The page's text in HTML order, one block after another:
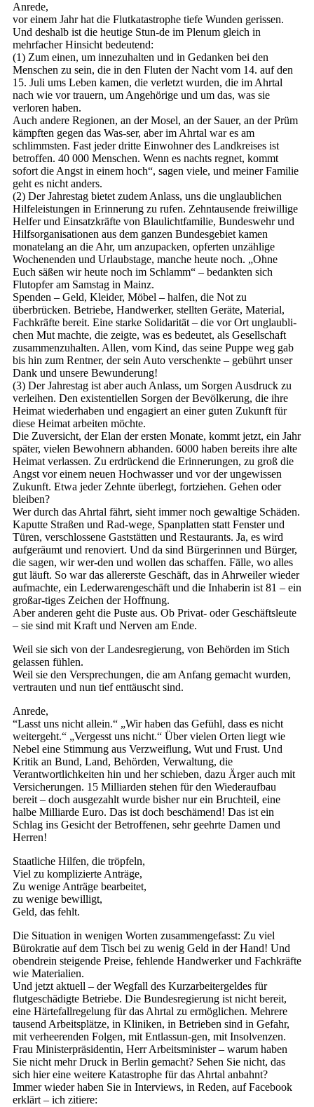
Anrede,
vor einem Jahr hat die Flutkatastrophe tiefe Wunden gerissen.
Und deshalb ist die heutige Stun-de im Plenum gleich in
mehrfacher Hinsicht bedeutend:
(1) Zum einen, um innezuhalten und in Gedanken bei den
Menschen zu sein, die in den Fluten der Nacht vom 14. auf den
15. Juli ums Leben kamen, die verletzt wurden, die im Ahrtal
nach wie vor trauern, um Angehörige und um das, was sie
verloren haben.
Auch andere Regionen, an der Mosel, an der Sauer, an der Prüm
kämpften gegen das Was-ser, aber im Ahrtal war es am
schlimmsten. Fast jeder dritte Einwohner des Landkreises ist
betroffen. 40 000 Menschen. Wenn es nachts regnet, kommt
sofort die Angst in einem hoch“, sagen viele, und meiner Familie
geht es nicht anders.
(2) Der Jahrestag bietet zudem Anlass, uns die unglaublichen
Hilfeleistungen in Erinnerung zu rufen. Zehntausende freiwillige
Helfer und Einsatzkräfte von Blaulichtfamilie, Bundeswehr und
Hilfsorganisationen aus dem ganzen Bundesgebiet kamen
monatelang an die Ahr, um anzupacken, opferten unzählige
Wochenenden und Urlaubstage, manche heute noch. „Ohne
Euch säßen wir heute noch im Schlamm“ – bedankten sich
Flutopfer am Samstag in Mainz.
Spenden – Geld, Kleider, Möbel – halfen, die Not zu
überbrücken. Betriebe, Handwerker, stellten Geräte, Material,
Fachkräfte bereit. Eine starke Solidarität – die vor Ort unglaubli-
chen Mut machte, die zeigte, was es bedeutet, als Gesellschaft
zusammenzuhalten. Allen, vom Kind, das seine Puppe weg gab
bis hin zum Rentner, der sein Auto verschenkte – gebührt unser
Dank und unsere Bewunderung!
(3) Der Jahrestag ist aber auch Anlass, um Sorgen Ausdruck zu
verleihen. Den existentiellen Sorgen der Bevölkerung, die ihre
Heimat wiederhaben und engagiert an einer guten Zukunft für
diese Heimat arbeiten möchte.
Die Zuversicht, der Elan der ersten Monate, kommt jetzt, ein Jahr
später, vielen Bewohnern abhanden. 6000 haben bereits ihre alte
Heimat verlassen. Zu erdrückend die Erinnerungen, zu groß die
Angst vor einem neuen Hochwasser und vor der ungewissen
Zukunft. Etwa jeder Zehnte überlegt, fortziehen. Gehen oder
bleiben?
Wer durch das Ahrtal fährt, sieht immer noch gewaltige Schäden.
Kaputte Straßen und Rad-wege, Spanplatten statt Fenster und
Türen, verschlossene Gaststätten und Restaurants. Ja, es wird
aufgeräumt und renoviert. Und da sind Bürgerinnen und Bürger,
die sagen, wir wer-den und wollen das schaffen. Fälle, wo alles
gut läuft. So war das allererste Geschäft, das in Ahrweiler wieder
aufmachte, ein Lederwarengeschäft und die Inhaberin ist 81 – ein
großar-tiges Zeichen der Hoffnung.
Aber anderen geht die Puste aus. Ob Privat- oder Geschäftsleute
– sie sind mit Kraft und Nerven am Ende.
Weil sie sich von der Landesregierung, von Behörden im Stich
gelassen fühlen.
Weil sie den Versprechungen, die am Anfang gemacht wurden,
vertrauten und nun tief enttäuscht sind.
Anrede,
“Lasst uns nicht allein.“ „Wir haben das Gefühl, dass es nicht
weitergeht.“ „Vergesst uns nicht.“ Über vielen Orten liegt wie
Nebel eine Stimmung aus Verzweiflung, Wut und Frust. Und
Kritik an Bund, Land, Behörden, Verwaltung, die
Verantwortlichkeiten hin und her schieben, dazu Ärger auch mit
Versicherungen. 15 Milliarden stehen für den Wiederaufbau
bereit – doch ausgezahlt wurde bisher nur ein Bruchteil, eine
halbe Milliarde Euro. Das ist doch beschämend! Das ist ein
Schlag ins Gesicht der Betroffenen, sehr geehrte Damen und
Herren!
Staatliche Hilfen, die tröpfeln,
Viel zu komplizierte Anträge,
Zu wenige Anträge bearbeitet,
zu wenige bewilligt,
Geld, das fehlt.
Die Situation in wenigen Worten zusammengefasst: Zu viel
Bürokratie auf dem Tisch bei zu wenig Geld in der Hand! Und
obendrein steigende Preise, fehlende Handwerker und Fachkräfte
wie Materialien.
Und jetzt aktuell – der Wegfall des Kurzarbeitergeldes für
flutgeschädigte Betriebe. Die Bundesregierung ist nicht bereit,
eine Härtefallregelung für das Ahrtal zu ermöglichen. Mehrere
tausend Arbeitsplätze, in Kliniken, in Betrieben sind in Gefahr,
mit verheerenden Folgen, mit Entlassun-gen, mit Insolvenzen.
Frau Ministerpräsidentin, Herr Arbeitsminister – warum haben
Sie nicht mehr Druck in Berlin gemacht? Sehen Sie nicht, das
sich hier eine weitere Katastrophe für das Ahrtal anbahnt?
Immer wieder haben Sie in Interviews, in Reden, auf Facebook
erklärt – ich zitiere: